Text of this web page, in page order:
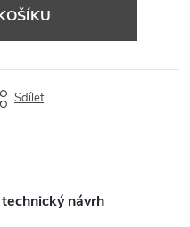
Sdílet
návrh